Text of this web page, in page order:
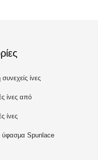
ίνες
ίνες από
πολυεστέρα
ίνες
ύφασμα Spunlace